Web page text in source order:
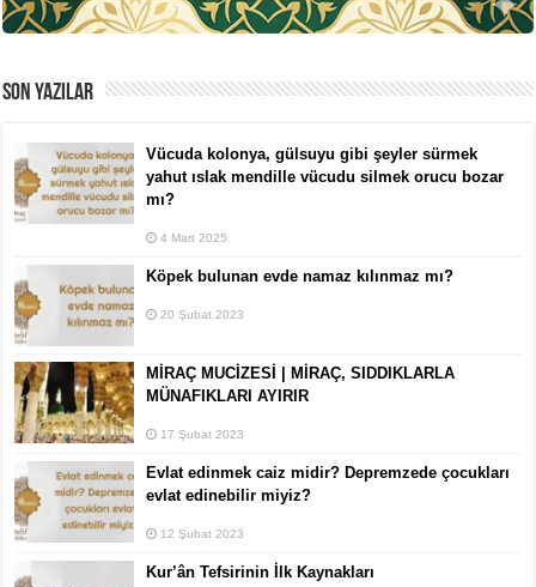
SON YAZILAR
Vücuda kolonya, gülsuyu gibi şeyler sürmek
yahut ıslak mendille vücudu silmek orucu bozar
mı?
4 Mart 2025
Köpek bulunan evde namaz kılınmaz mı?
20 Şubat 2023
MİRAÇ MUCİZESİ | MİRAÇ, SIDDIKLARLA
MÜNAFIKLARI AYIRIR
17 Şubat 2023
Evlat edinmek caiz midir? Depremzede çocukları
evlat edinebilir miyiz?
12 Şubat 2023
Kur’ân Tefsirinin İlk Kaynakları